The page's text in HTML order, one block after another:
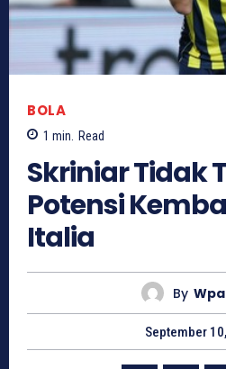
BOLA
1 min. Read
Skriniar Tidak
Potensi
Italia
By
September